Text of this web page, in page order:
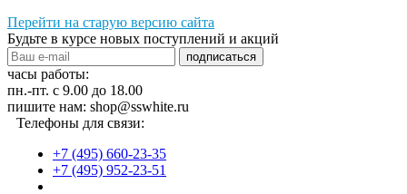
Перейти на старую версию сайта
Будьте в курсе новых поступлений и акций
подписаться
часы работы:
пн.-пт. с 9.00 до 18.00
пишите нам: shop@sswhite.ru
Телефоны для связи:
+7 (495) 660-23-35
+7 (495) 952-23-51